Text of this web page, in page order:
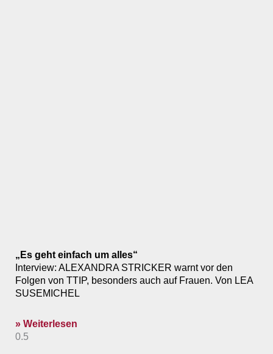
„Es geht einfach um alles“
Interview: ALEXANDRA STRICKER warnt vor den
Folgen von TTIP, besonders auch auf Frauen. Von LEA
SUSEMICHEL
» Weiterlesen